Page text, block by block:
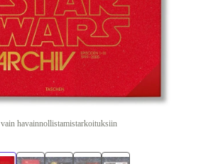
vain havainnollistamistarkoituksiin